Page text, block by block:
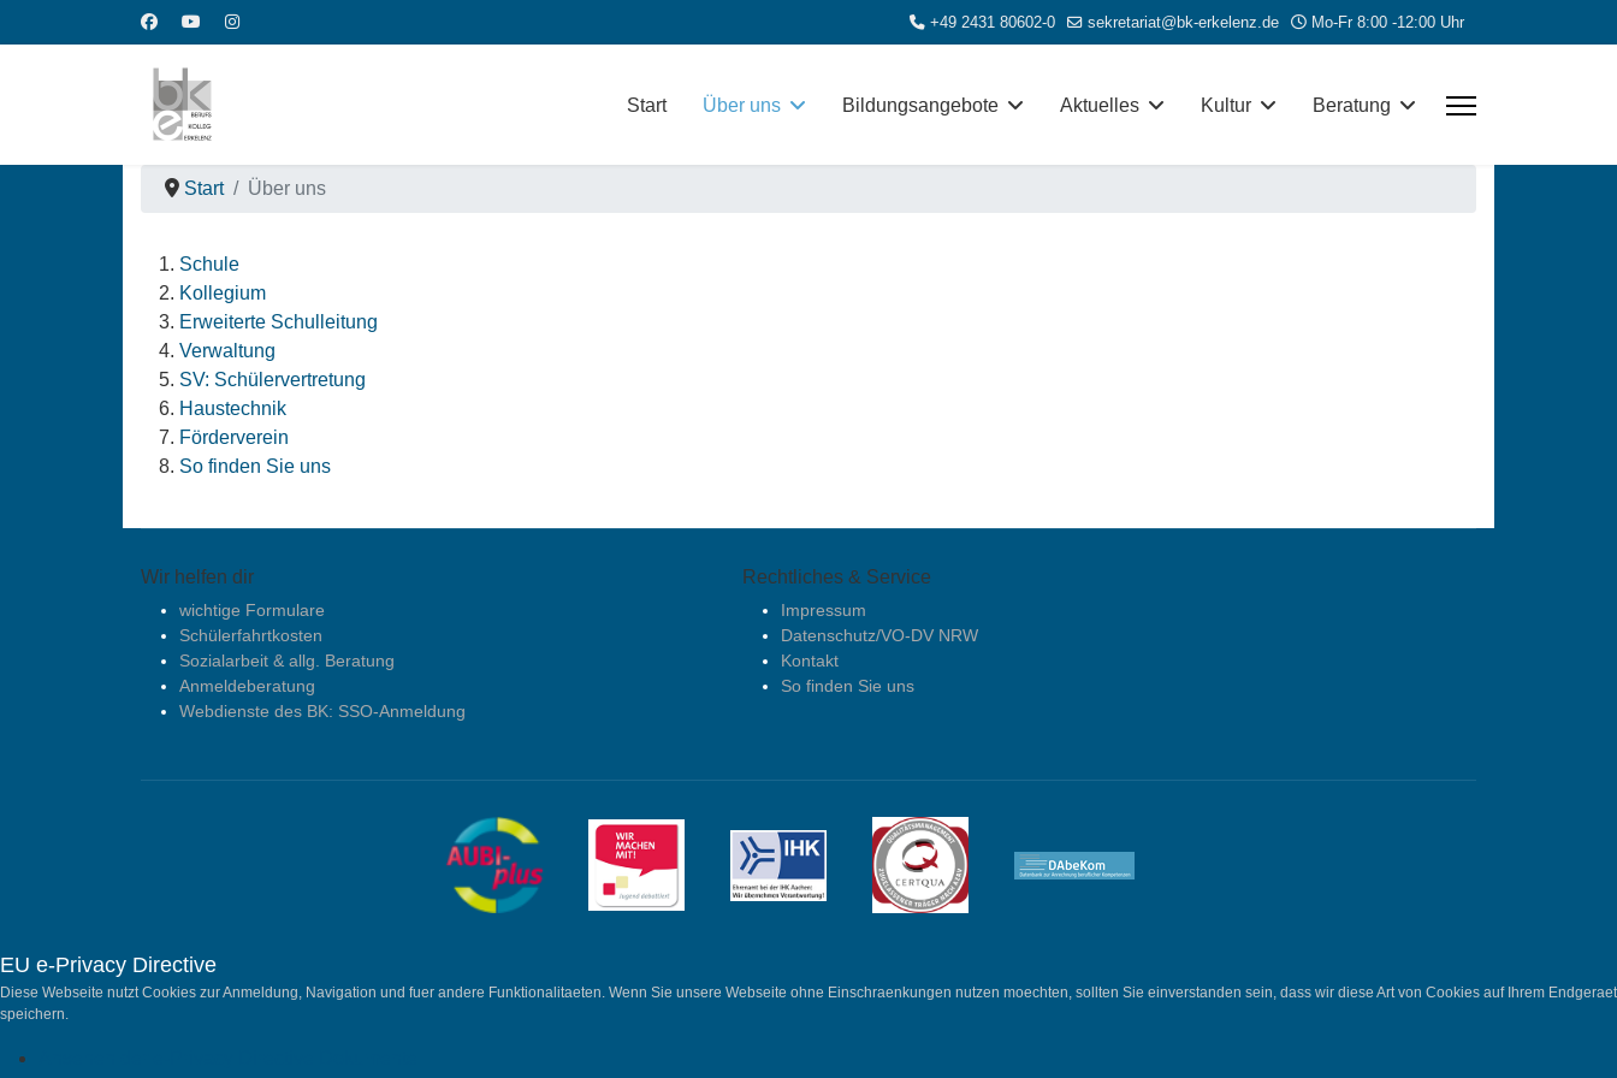
+49 2431 80602-0 sekretariat@bk-erkelenz.de Mo-Fr 8:00 -12:00 Uhr
Start Über uns Bildungsangebote Aktuelles Kultur Beratung
Start Über uns
Schule
Kollegium
Erweiterte Schulleitung
Verwaltung
SV: Schülervertretung
Haustechnik
Förderverein
So finden Sie uns
Wir helfen dir
wichtige Formulare
Schülerfahrtkosten
Sozialarbeit & allg. Beratung
Anmeldeberatung
Webdienste des BK: SSO-Anmeldung
Rechtliches & Service
Impressum
Datenschutz/VO-DV NRW
Kontakt
So finden Sie uns
EU e-Privacy Directive
Diese Webseite nutzt Cookies zur Anmeldung, Navigation und fuer andere Funktionalitaeten. Wenn Sie unsere Webseite ohne Einschraenkungen nutzen moechten, sollten Sie einverstanden sein, dass wir diese Art von Cookies auf Ihrem Endgeraet
speichern.